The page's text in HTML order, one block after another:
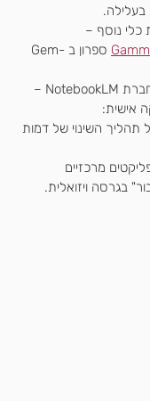
בעלילה.
כלי נוסף –
ספרון בGem-
או בונות לעצמן מחברת NotebookLM –
אישית:
תהליך השינוי של דמות
מרכזיים
בגרסה ויזואלית.